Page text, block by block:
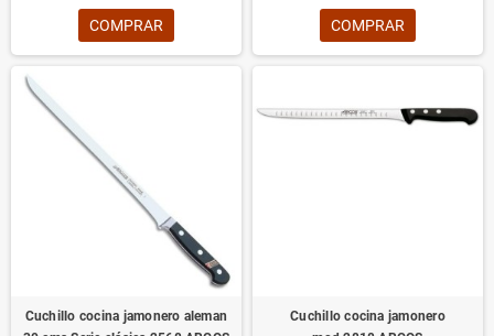
COMPRAR COMPRAR
Cuchillo cocina jamonero aleman
Cuchillo cocina jamonero